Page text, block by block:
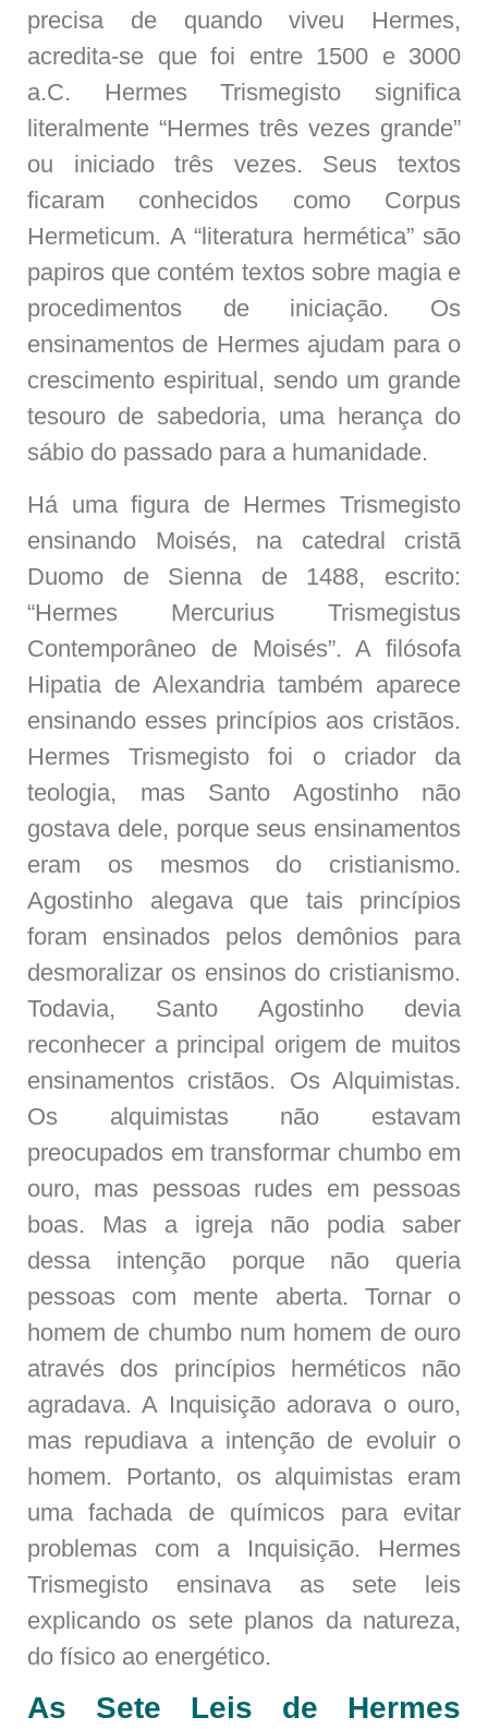
precisa de quando viveu Hermes,
acredita-se que foi entre 1500 e 3000
a.C. Hermes Trismegisto significa
literalmente “Hermes três vezes grande”
ou iniciado três vezes. Seus textos
ficaram conhecidos como Corpus
Hermeticum. A “literatura hermética” são
papiros que contém textos sobre magia e
procedimentos de iniciação. Os
ensinamentos de Hermes ajudam para o
crescimento espiritual, sendo um grande
tesouro de sabedoria, uma herança do
sábio do passado para a humanidade.
Há uma figura de Hermes Trismegisto
ensinando Moisés, na catedral cristã
Duomo de Sienna de 1488, escrito:
“Hermes Mercurius Trismegistus
Contemporâneo de Moisés”. A filósofa
Hipatia de Alexandria também aparece
ensinando esses princípios aos cristãos.
Hermes Trismegisto foi o criador da
teologia, mas Santo Agostinho não
gostava dele, porque seus ensinamentos
eram os mesmos do cristianismo.
Agostinho alegava que tais princípios
foram ensinados pelos demônios para
desmoralizar os ensinos do cristianismo.
Todavia, Santo Agostinho devia
reconhecer a principal origem de muitos
ensinamentos cristãos. Os Alquimistas.
Os alquimistas não estavam
preocupados em transformar chumbo em
ouro, mas pessoas rudes em pessoas
boas. Mas a igreja não podia saber
dessa intenção porque não queria
pessoas com mente aberta. Tornar o
homem de chumbo num homem de ouro
através dos princípios herméticos não
agradava. A Inquisição adorava o ouro,
mas repudiava a intenção de evoluir o
homem. Portanto, os alquimistas eram
uma fachada de químicos para evitar
problemas com a Inquisição. Hermes
Trismegisto ensinava as sete leis
explicando os sete planos da natureza,
do físico ao energético.
As Sete Leis de Hermes